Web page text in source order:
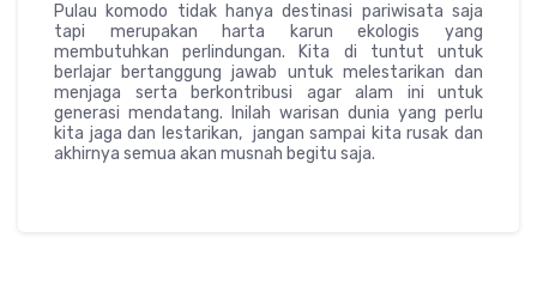
Pulau komodo tidak hanya destinasi pariwisata saja
tapi merupakan harta karun ekologis yang
membutuhkan perlindungan. Kita di tuntut untuk
berlajar bertanggung jawab untuk melestarikan dan
menjaga serta berkontribusi agar alam ini untuk
generasi mendatang. Inilah warisan dunia yang perlu
kita jaga dan lestarikan, jangan sampai kita rusak dan
akhirnya semua akan musnah begitu saja.